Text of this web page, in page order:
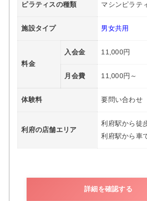
ピラティスの種類 マシンピラテ
施設タイプ 男女共用
料金
入会金 11,000円
月会費 11,000円～
体験料 要問い合わせ
利府の店舗エリア
利府駅から徒
利府駅から車
詳細を確認する